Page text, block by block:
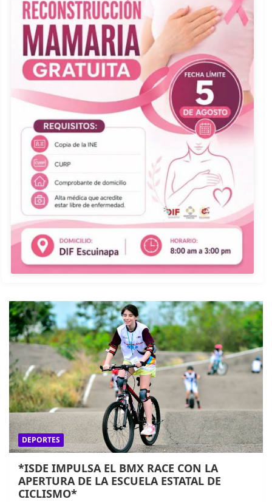
DEPORTES
*ISDE IMPULSA EL BMX RACE CON LA
APERTURA DE LA ESCUELA ESTATAL DE
CICLISMO*